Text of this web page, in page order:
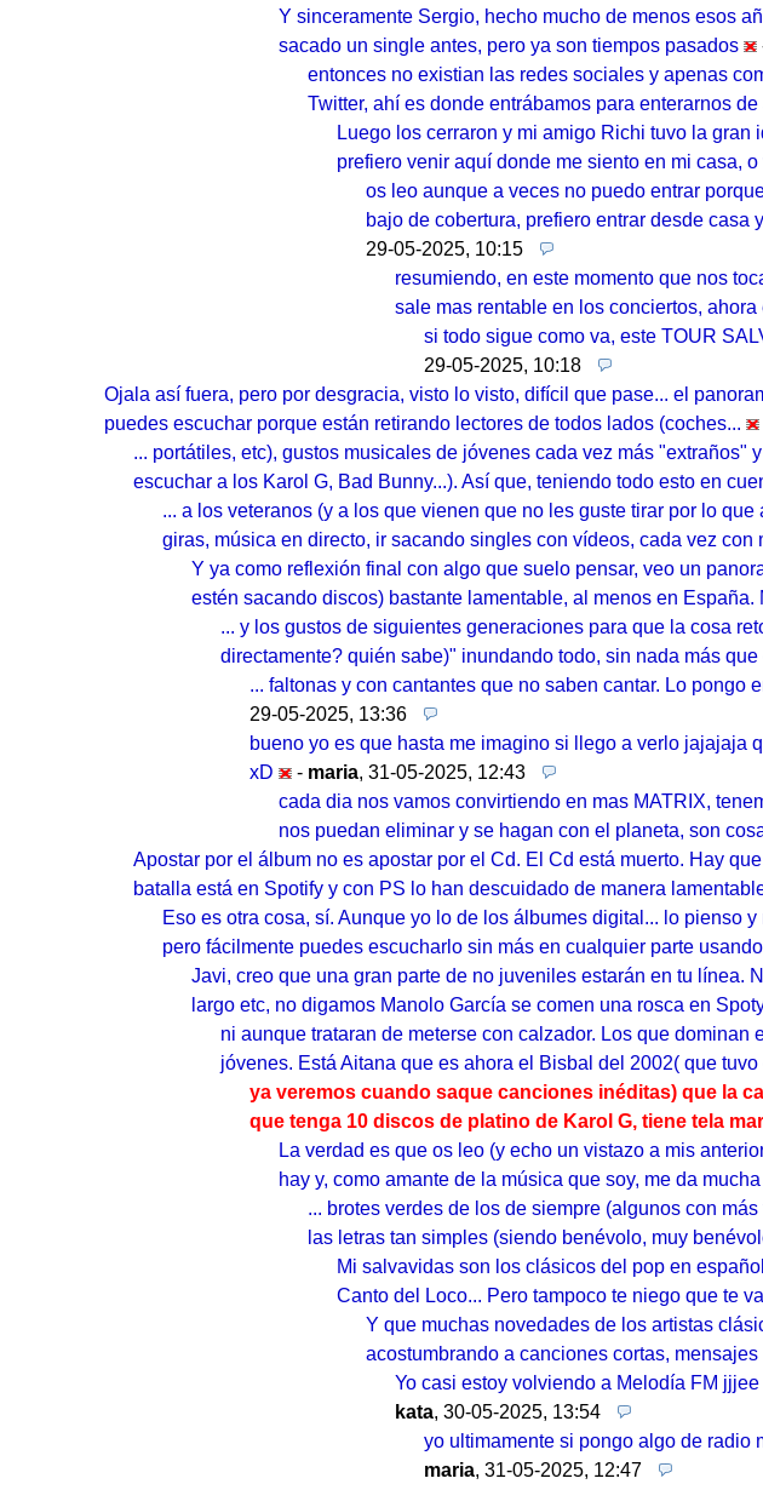
Y sinceramente Sergio, hecho mucho de menos esos
sacado un single antes, pero ya son tiempos pasados
entonces no existian las redes sociales y apenas
Twitter, ahí es donde entrábamos para enterarnos
Luego los cerraron y mi amigo Richi tuvo la
prefiero venir aquí donde me siento en mi casa,
os leo aunque a veces no puedo entrar
bajo de cobertura, prefiero entrar desde
29-05-2025, 10:15
resumiendo, en este momento que nos
sale mas rentable en los conciertos,
si todo sigue como va, este TOUR
29-05-2025, 10:18
Ojala así fuera, pero por desgracia, visto lo visto, difícil que pase... el
puedes escuchar porque están retirando lectores de todos lados (coches...
... portátiles, etc), gustos musicales de jóvenes cada vez más
escuchar a los Karol G, Bad Bunny...). Así que, teniendo todo esto en
... a los veteranos (y a los que vienen que no les guste tirar por lo
giras, música en directo, ir sacando singles con vídeos, cada vez con
Y ya como reflexión final con algo que suelo pensar, veo un
estén sacando discos) bastante lamentable, al menos en
... y los gustos de siguientes generaciones para que la cosa
directamente? quién sabe)" inundando todo, sin nada más
... faltonas y con cantantes que no saben cantar. Lo
29-05-2025, 13:36
bueno yo es que hasta me imagino si llego a verlo jajajaja
xD
- maria, 31-05-2025, 12:43
cada dia nos vamos convirtiendo en mas MATRIX,
nos puedan eliminar y se hagan con el planeta, son
Apostar por el álbum no es apostar por el Cd. El Cd está muerto. Hay
batalla está en Spotify y con PS lo han descuidado de manera
Eso es otra cosa, sí. Aunque yo lo de los álbumes digital... lo pienso
pero fácilmente puedes escucharlo sin más en cualquier parte
Javi, creo que una gran parte de no juveniles estarán en tu línea.
largo etc, no digamos Manolo García se comen una rosca en
ni aunque trataran de meterse con calzador. Los que
jóvenes. Está Aitana que es ahora el Bisbal del 2002( que
ya veremos cuando saque canciones inéditas) que la
que tenga 10 discos de platino de Karol G, tiene tela
La verdad es que os leo (y echo un vistazo a mis
hay y, como amante de la música que soy, me da
... brotes verdes de los de siempre (algunos con
las letras tan simples (siendo benévolo, muy
Mi salvavidas son los clásicos del pop en
Canto del Loco... Pero tampoco te niego que te
Y que muchas novedades de los artistas
acostumbrando a canciones cortas,
Yo casi estoy volviendo a Melodía FM
kata, 30-05-2025, 13:54
yo ultimamente si pongo algo de radio
maria, 31-05-2025, 12:47